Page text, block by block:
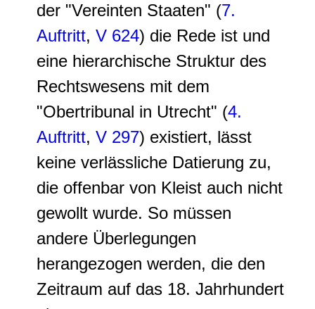
der "Vereinten Staaten" (7.
Auftritt, V 624) die Rede ist und
eine hierarchische Struktur des
Rechtswesens mit dem
"Obertribunal in Utrecht" (4.
Auftritt, V 297) existiert, lässt
keine verlässliche Datierung zu,
die offenbar von Kleist auch nicht
gewollt wurde. So müssen
andere Überlegungen
herangezogen werden, die den
Zeitraum auf das 18. Jahrhundert